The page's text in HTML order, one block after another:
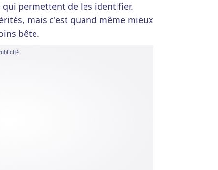
permettent de les identifier.
mais c'est quand même mieux
bête.